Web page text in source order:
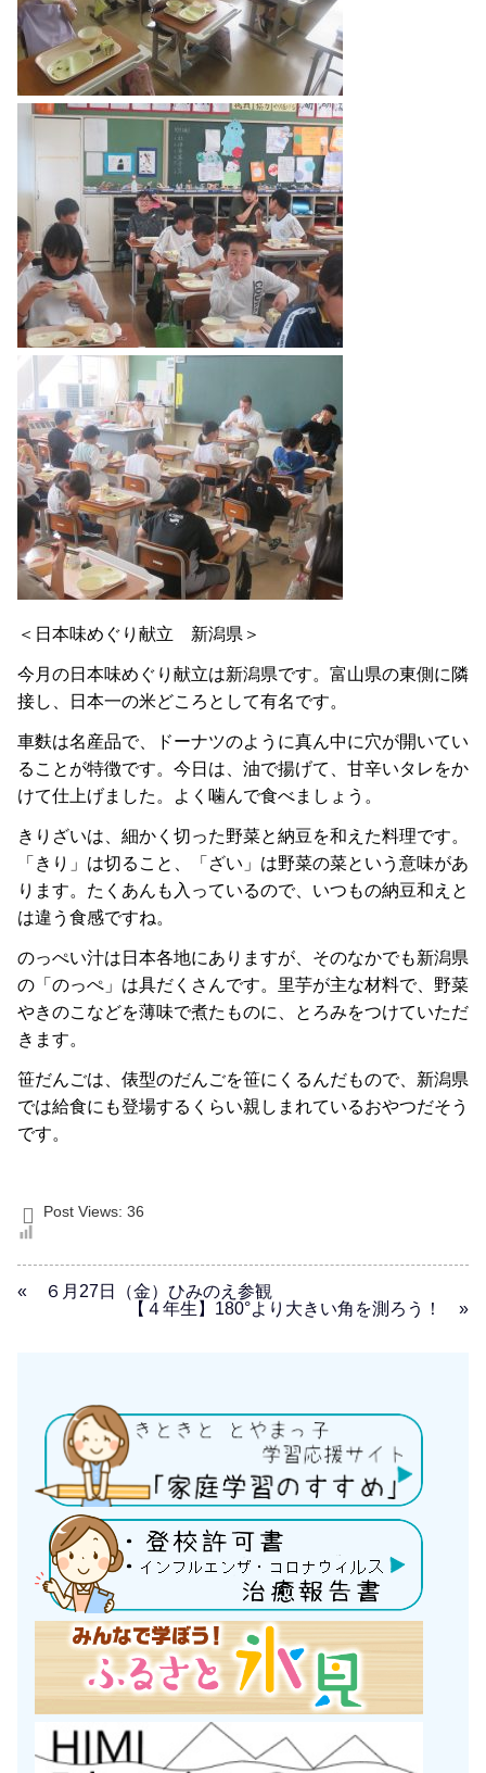
＜日本味めぐり献立 新潟県＞
今月の日本味めぐり献立は新潟県です。富山県の東側に隣
接し、日本一の米どころとして有名です。
車麩は名産品で、ドーナツのように真ん中に穴が開いてい
ることが特徴です。今日は、油で揚げて、甘辛いタレをか
けて仕上げました。よく噛んで食べましょう。
きりざいは、細かく切った野菜と納豆を和えた料理です。
「きり」は切ること、「ざい」は野菜の菜という意味があ
ります。たくあんも入っているので、いつもの納豆和えと
は違う食感ですね。
のっぺい汁は日本各地にありますが、そのなかでも新潟県
の「のっぺ」は具だくさんです。里芋が主な材料で、野菜
やきのこなどを薄味で煮たものに、とろみをつけていただ
きます。
笹だんごは、俵型のだんごを笹にくるんだもので、新潟県
では給食にも登場するくらい親しまれているおやつだそう
です。
Post Views: 36
« ６月27日（金）ひみのえ参観
【４年生】180°より大きい角を測ろう！ »